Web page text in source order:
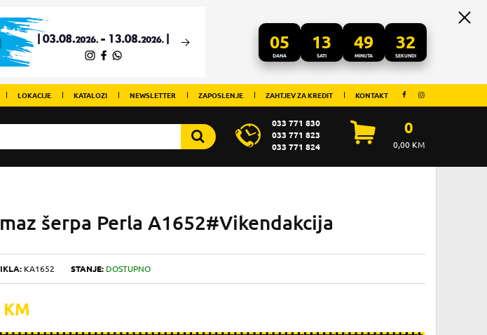
05
DANA
13
SATI
49
MINUTA
32
SEKUNDI
LOKACIJE KATALOZI NEWSLETTER ZAPOSLENJE ZAHTJEV ZA KREDIT KONTAKT
033 771 830
033 771 823
033 771 824
0
0,00KM
šerpa Perla A1652#Vikendakcija
KA1652 STANJE: DOSTUPNO
KM